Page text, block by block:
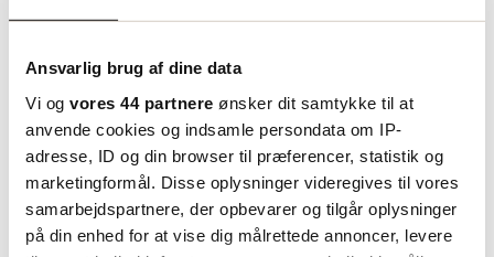
Ansvarlig brug af dine data
Vi og vores 44 partnere ønsker dit samtykke til at
anvende cookies og indsamle persondata om IP-
adresse, ID og din browser til præferencer, statistik og
marketingformål. Disse oplysninger videregives til vores
samarbejdspartnere, der opbevarer og tilgår oplysninger
på din enhed for at vise dig målrettede annoncer, levere